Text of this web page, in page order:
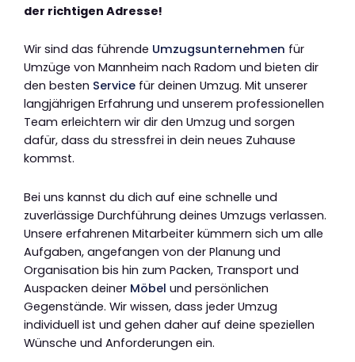
der richtigen Adresse!
Wir sind das führende Umzugsunternehmen für
Umzüge von Mannheim nach Radom und bieten dir
den besten Service für deinen Umzug. Mit unserer
langjährigen Erfahrung und unserem professionellen
Team erleichtern wir dir den Umzug und sorgen
dafür, dass du stressfrei in dein neues Zuhause
kommst.
Bei uns kannst du dich auf eine schnelle und
zuverlässige Durchführung deines Umzugs verlassen.
Unsere erfahrenen Mitarbeiter kümmern sich um alle
Aufgaben, angefangen von der Planung und
Organisation bis hin zum Packen, Transport und
Auspacken deiner Möbel und persönlichen
Gegenstände. Wir wissen, dass jeder Umzug
individuell ist und gehen daher auf deine speziellen
Wünsche und Anforderungen ein.